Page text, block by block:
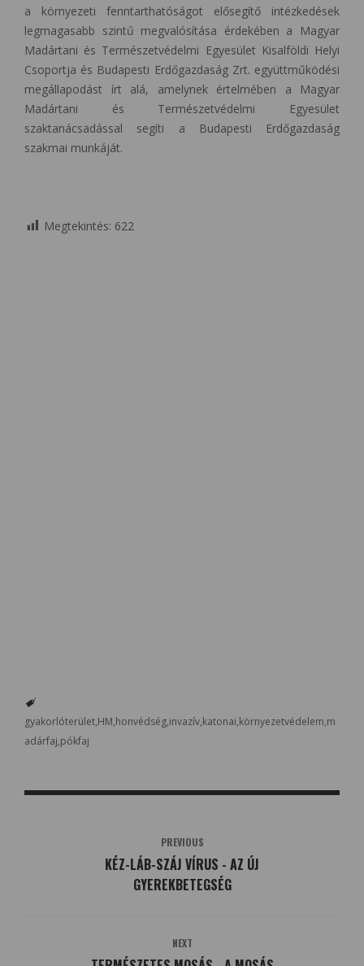
a környezeti fenntarthatóságot elősegítő intézkedések
legmagasabb szintű megvalósítása érdekében a Magyar
Madártani és Természetvédelmi Egyesület Kisalföldi Helyi
Csoportja és Budapesti Erdőgazdaság Zrt. együttműködési
megállapodást írt alá, amelynek értelmében a Magyar
Madártani és Természetvédelmi Egyesület
szaktanácsadással segíti a Budapesti Erdőgazdaság
szakmai munkáját.
Megtekintés: 622
gyakorlóterület HM honvédség invazív katonai környezetvédelem m
adárfaj pókfaj
PREVIOUS
KÉZ-LÁB-SZÁJ VÍRUS - AZ ÚJ
GYEREKBETEGSÉG
NEXT